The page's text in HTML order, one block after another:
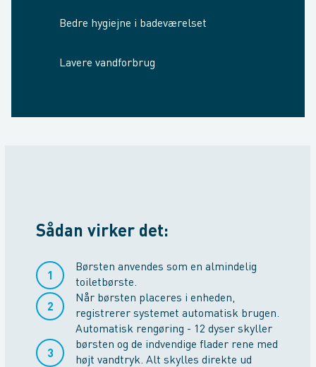
Bedre hygiejne i badeværelset
Lavere vandforbrug
Sådan virker det:
Børsten anvendes som en almindelig
toiletbørste.
Når børsten placeres i enheden,
registrerer systemet automatisk brugen.
Automatisk rengøring - 12 dyser skyller
børsten og de indvendige flader rene med
højt vandtryk. Alt skylles direkte ud